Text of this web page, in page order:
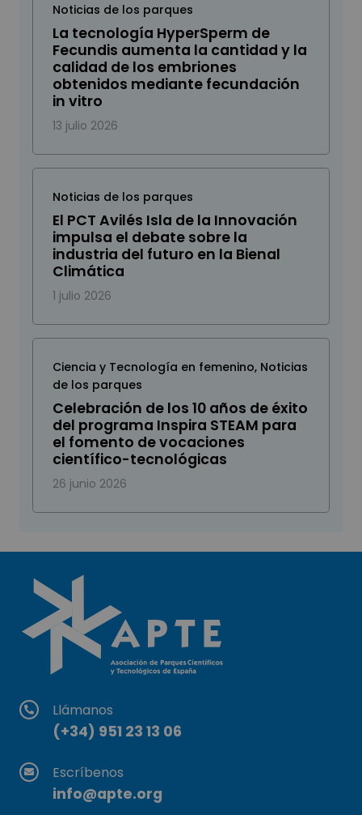
Noticias de los parques
La tecnología HyperSperm de
Fecundis aumenta la cantidad y la
calidad de los embriones
obtenidos mediante fecundación
in vitro
13 julio 2026
Noticias de los parques
El PCT Avilés Isla de la Innovación
impulsa el debate sobre la
industria del futuro en la Bienal
Climática
1 julio 2026
Ciencia y Tecnología en femenino, Noticias
de los parques
Celebración de los 10 años de éxito
del programa Inspira STEAM para
el fomento de vocaciones
científico-tecnológicas
26 junio 2026
Llámanos
(+34) 951 23 13 06
Escríbenos
info@apte.org